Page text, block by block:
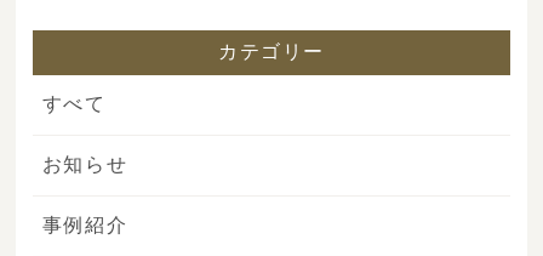
カテゴリー
すべて
お知らせ
事例紹介